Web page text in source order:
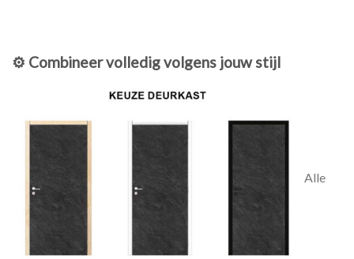
⚙️ Combineer volledig volgens jouw stijl
Alle